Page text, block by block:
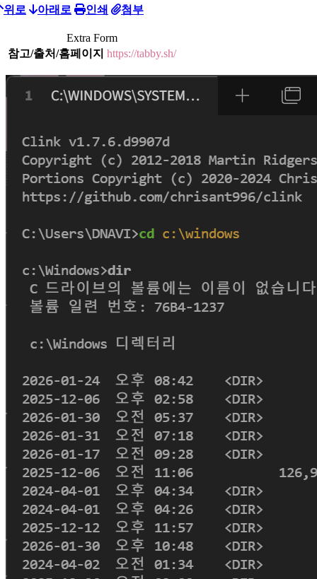
위로 아래로 인쇄 첨부
Extra Form
참고/출처/홈페이지 https://tabby.sh/